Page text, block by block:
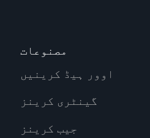
مصنوعات
اوور ہیڈ کرینیں
گینٹری کرینز
جیب کرینز